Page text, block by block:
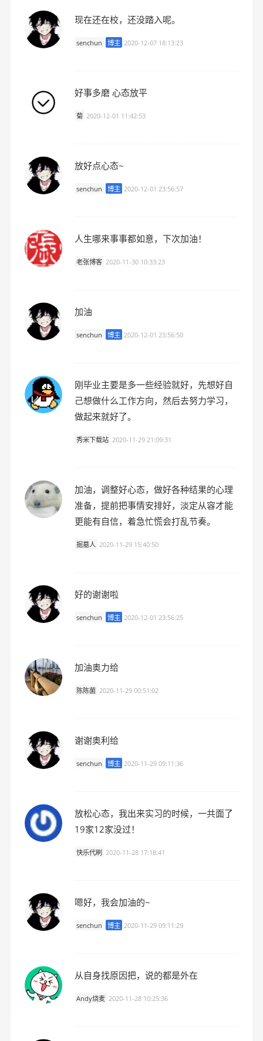
现在还在校，还没踏入呢。
senchun 博主 2020-12-07 18:13:23
好事多磨 心态放平
菊 2020-12-01 11:42:53
放好点心态~
senchun 博主 2020-12-01 23:56:57
人生哪来事事都如意，下次加油！
老张博客 2020-11-30 10:33:23
加油
senchun 博主 2020-12-01 23:56:50
刚毕业主要是多一些经验就好，先想好自
己想做什么工作方向，然后去努力学习，
做起来就好了。
秀米下载站 2020-11-29 21:09:31
加油，调整好心态，做好各种结果的心理
准备，提前把事情安排好，淡定从容才能
更能有自信，着急忙慌会打乱节奏。
掘墓人 2020-11-29 15:40:50
好的谢谢啦
senchun 博主 2020-12-01 23:56:25
加油奥力给
陈陈菌 2020-11-29 00:51:02
谢谢奥利给
senchun 博主 2020-11-29 09:11:36
放松心态，我出来实习的时候，一共面了
19家12家没过！
快乐代刷 2020-11-28 17:18:41
嗯好，我会加油的~
senchun 博主 2020-11-29 09:11:29
从自身找原因把，说的都是外在
Andy烧麦 2020-11-28 10:25:36